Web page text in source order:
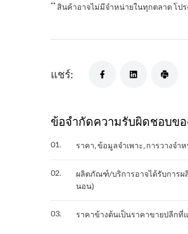
** สินค้าอาจไม่มีจำหน่ายในทุกตลาด โป
แชร์:
ข้อจำกัดความรับผิดชอบข
01. ราคา, ข้อมูลจำเพาะ, การวางจ
02.
ผลิตภัณฑ์/บริการอาจได้รับการ
นอน)
03. ราคาข้างต้นเป็นราคาขายปลีกที่